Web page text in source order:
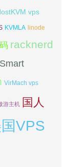
vps
KVMLA linode
racknerd
VirMach vps
游主机 国人
VPS